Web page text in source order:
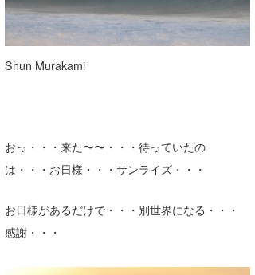
Shun Murakami
おっ・・・来た〜〜・・・待っていたの
は・・・お日様・・・サンライズ・・・
お日様があるだけで・・・別世界になる・・・
感謝・・・